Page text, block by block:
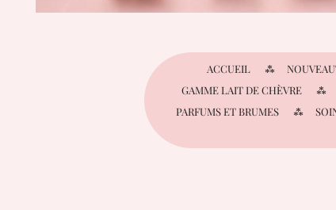
ACCUEIL
GAMME LAIT DE CHÈVRE
PARFUMS ET BRUMES